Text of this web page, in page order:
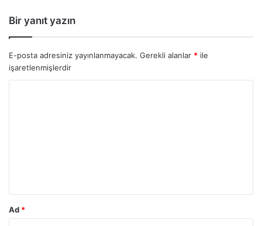
Bir yanıt yazın
E-posta adresiniz yayınlanmayacak. Gerekli alanlar * ile
işaretlenmişlerdir
Ad *